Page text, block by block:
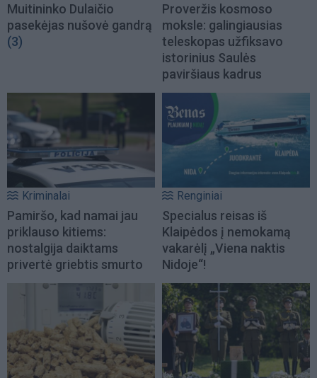
Muitininko Dulaičio
pasekėjas nušovė gandrą
(3)
Proveržis kosmoso
moksle: galingiausias
teleskopas užfiksavo
istorinius Saulės
paviršiaus kadrus
Kriminalai
Pamiršo, kad namai jau
priklauso kitiems:
nostalgija daiktams
privertė griebtis smurto
Renginiai
Specialus reisas iš
Klaipėdos į nemokamą
vakarėlį „Viena naktis
Nidoje“!